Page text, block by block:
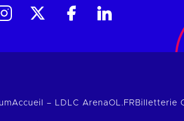
Accueil – LDLC ArenaOL.FR Billetterie